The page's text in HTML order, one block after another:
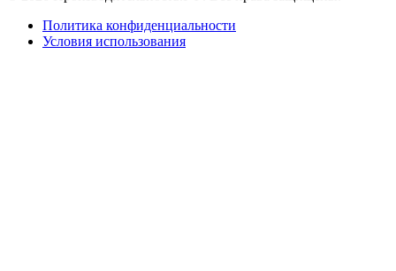
Политика конфиденциальности
Условия использования